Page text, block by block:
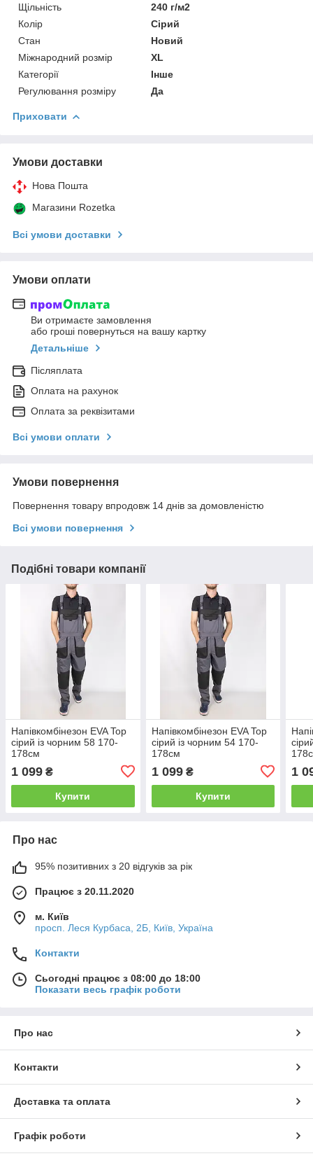
Щільність
240 г/м2
Колір
Сірий
Стан
Новий
Міжнародний розмір
XL
Категорії
Інше
Регулювання розміру
Да
Приховати
Умови доставки
Нова Пошта
Магазини Rozetka
Всі умови доставки
Умови оплати
Ви отримаєте замовлення
або гроші повернуться на вашу картку
Детальніше
Післяплата
Оплата на рахунок
Оплата за реквізитами
Всі умови оплати
Умови повернення
Повернення товару впродовж 14 днів за домовленістю
Всі умови повернення
Подібні товари компанії
Напівкомбінезон EVA Top
сірий із чорним 58 170-
178см
1 099 ₴
Купити
Напівкомбінезон EVA Top
сірий із чорним 54 170-
178см
1 099₴
Купити
1
Про нас
95% позитивних з 20 відгуків за рік
Працює з 20.11.2020
м. Київ
просп. Леся Курбаса, 2Б, Київ, Україна
Контакти
Сьогодні працює з 08:00 до 18:00
Показати весь графік роботи
Про нас
Контакти
Доставка та оплата
Графік роботи